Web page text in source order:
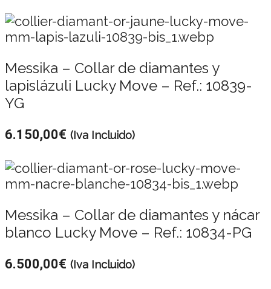
Messika – Collar de diamantes y
lapislázuli Lucky Move – Ref.: 10839-
YG
6.150,00€ (Iva Incluido)
Messika – Collar de diamantes y nácar
blanco Lucky Move – Ref.: 10834-PG
6.500,00€ (Iva Incluido)